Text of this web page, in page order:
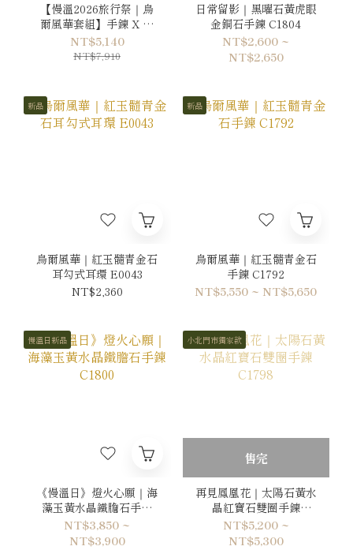
【慢溫2026旅行祭｜烏
爾風華套組】手鍊 X 耳
環
NT$5,140
NT$7,910
日常留影｜黑曜石黃虎眼
金銅石手鍊 C1804
NT$2,600 ~
NT$2,650
新品
烏爾風華｜紅玉髓青金石
耳勾式耳環 E0043
NT$2,360
新品
烏爾風華｜紅玉髓青金石
手鍊 C1792
NT$5,550 ~ NT$5,650
慢溫日新品
《慢溫日》燈火心願｜海
藻玉黃水晶鐵膽石手鍊
C1800
NT$3,850 ~
NT$3,900
小北門市獨家款
售完
再見鳳凰花｜太陽石黃水
晶紅寶石雙圈手鍊
C1798
NT$5,200 ~
NT$5,300